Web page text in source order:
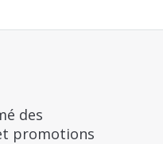
des
promotions